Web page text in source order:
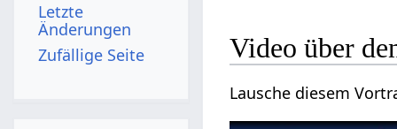
Video über
Lausche diesem
Letzte
Änderungen
Zufällige Seite